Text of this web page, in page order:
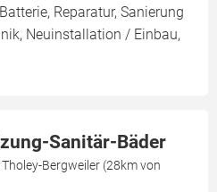
Reparatur, Sanierung
Neuinstallation / Einbau,
Sanitär-Bäder
Bergweiler (28km von